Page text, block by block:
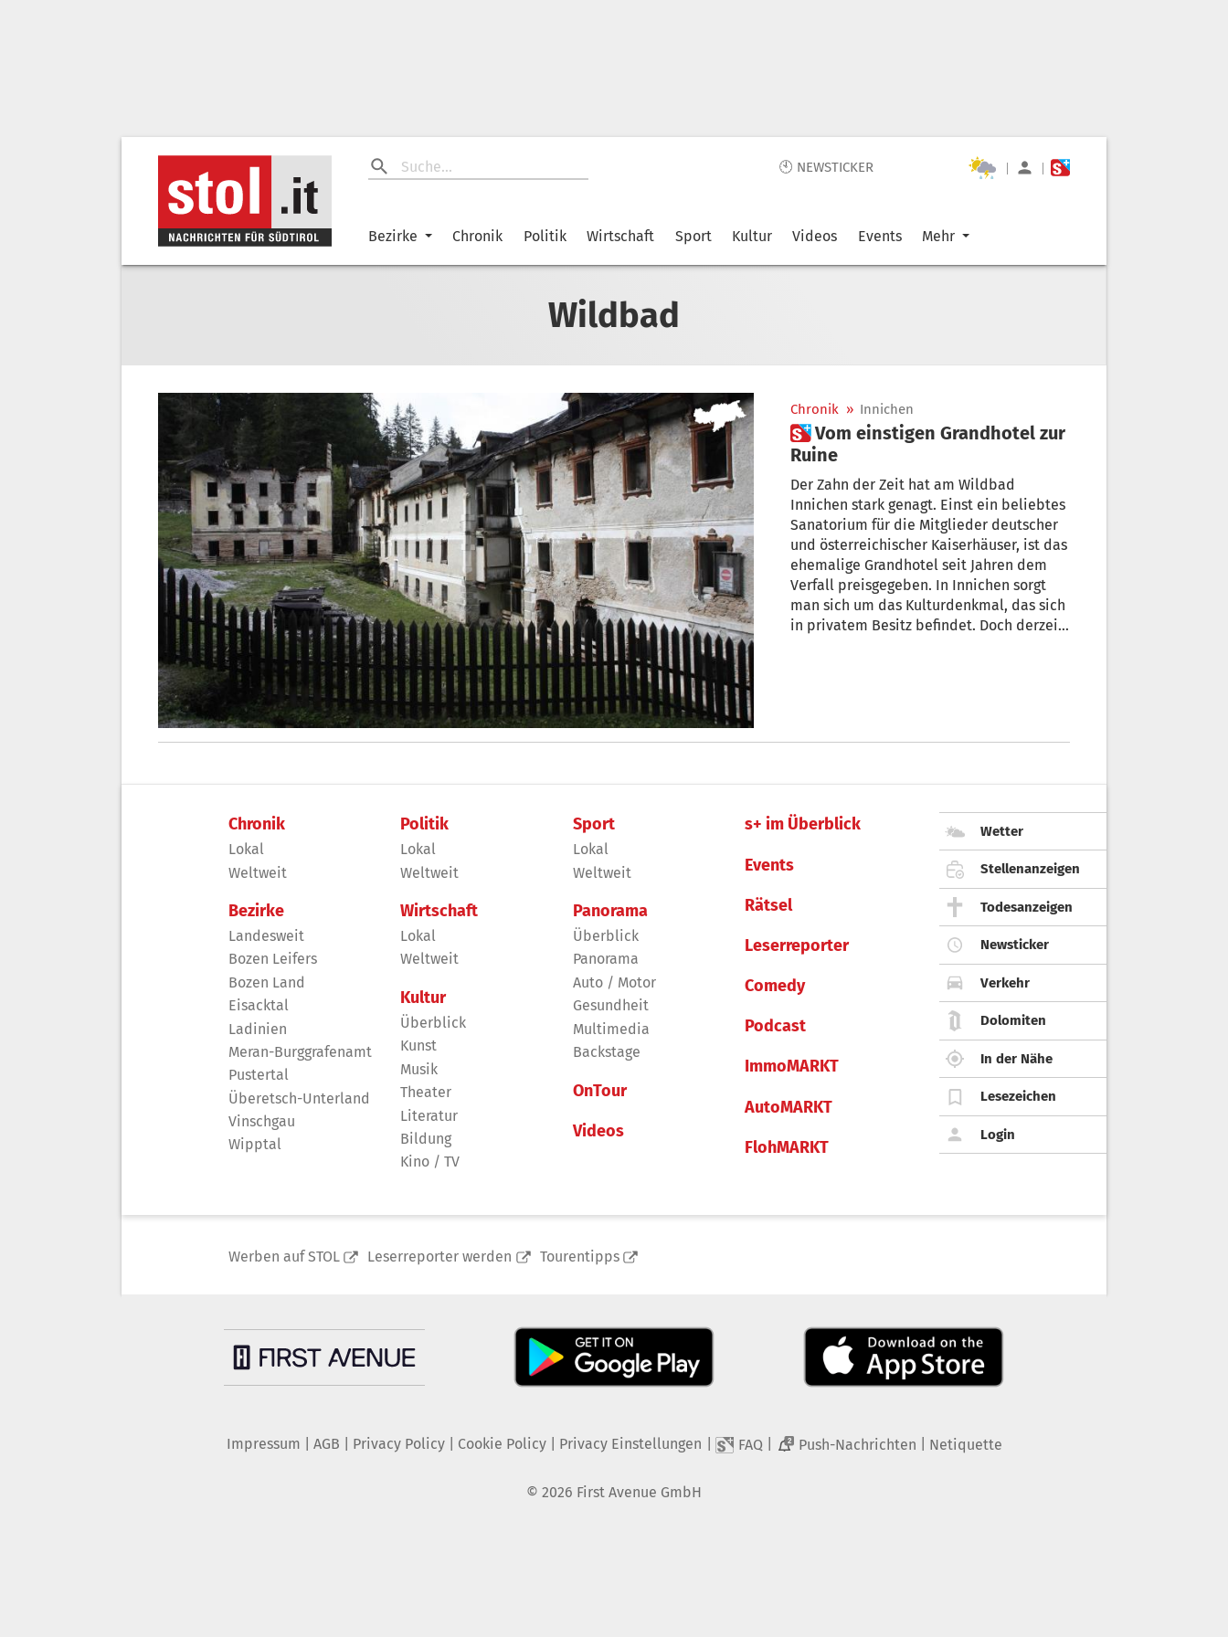
🕙 NEWSTICKER | |
Bezirke Chronik Politik Wirtschaft Sport Kultur Videos Events Mehr
Wildbad
Chronik » Innichen
 Vom einstigen Grandhotel zur
Ruine
Der Zahn der Zeit hat am Wildbad
Innichen stark genagt. Einst ein beliebtes
Sanatorium für die Mitglieder deutscher
und österreichischer Kaiserhäuser, ist das
ehemalige Grandhotel seit Jahren dem
Verfall preisgegeben. In Innichen sorgt
man sich um das Kulturdenkmal, das sich
in privatem Besitz befindet. Doch derzeit
Chronik
Lokal
Weltweit
Bezirke
Landesweit
Bozen Leifers
Bozen Land
Eisacktal
Ladinien
Meran-Burggrafenamt
Pustertal
Überetsch-Unterland
Vinschgau
Wipptal
Politik
Lokal
Weltweit
Wirtschaft
Lokal
Weltweit
Kultur
Überblick
Kunst
Musik
Theater
Literatur
Bildung
Kino / TV
Sport
Lokal
Weltweit
Panorama
Überblick
Panorama
Auto / Motor
Gesundheit
Multimedia
Backstage
OnTour
Videos
s+ im Überblick
Events
Rätsel
Leserreporter
Comedy
Podcast
ImmoMARKT
AutoMARKT
FlohMARKT
Wetter
Stellenanzeigen
Todesanzeigen
Newsticker
Verkehr
Dolomiten
In der Nähe
Lesezeichen
Login
Werben auf STOL Leserreporter werden Tourentipps
Impressum AGB Privacy Policy| Cookie Policy| Privacy Einstellungen FAQ 2 Push-Nachrichten Netiquette
© 2026 First Avenue GmbH